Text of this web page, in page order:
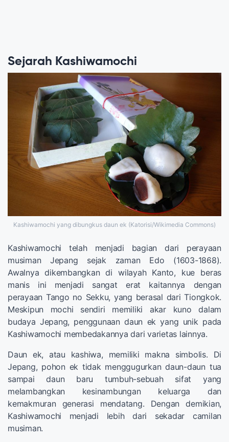
Sejarah Kashiwamochi
Kashiwamochi yang dibungkus daun ek (Katorisi/Wikimedia Commons)
Kashiwamochi telah menjadi bagian dari perayaan
musiman Jepang sejak zaman Edo (1603-1868).
Awalnya dikembangkan di wilayah Kanto, kue beras
manis ini menjadi sangat erat kaitannya dengan
perayaan Tango no Sekku, yang berasal dari Tiongkok.
Meskipun mochi sendiri memiliki akar kuno dalam
budaya Jepang, penggunaan daun ek yang unik pada
Kashiwamochi membedakannya dari varietas lainnya.
Daun ek, atau kashiwa, memiliki makna simbolis. Di
Jepang, pohon ek tidak menggugurkan daun-daun tua
sampai daun baru tumbuh-sebuah sifat yang
melambangkan kesinambungan keluarga dan
kemakmuran generasi mendatang. Dengan demikian,
Kashiwamochi menjadi lebih dari sekadar camilan
musiman.